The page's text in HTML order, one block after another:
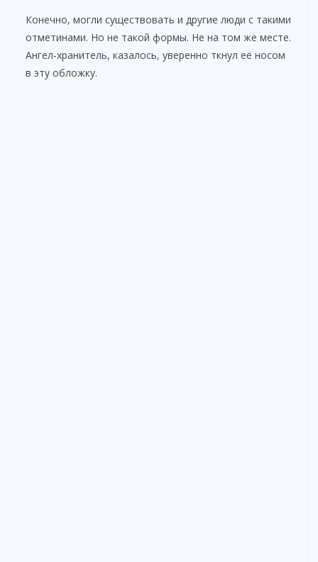
Конечно, могли существовать и другие люди с такими
отметинами. Но не такой формы. Не на том же месте.
Ангел-хранитель, казалось, уверенно ткнул её носом
в эту обложку.